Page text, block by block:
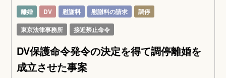
離婚 DV 慰謝料 慰謝料の請求
調停
東京法律事務所
接近禁止命令
DV保護命令発令の決定を得て調停離婚を
成立させた事案